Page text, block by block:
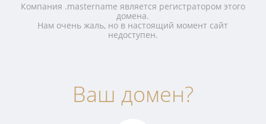
Компания .mastername является регистратором этого
домена.
Нам очень жаль, но в настоящий момент сайт
недоступен.
Ваш домен?